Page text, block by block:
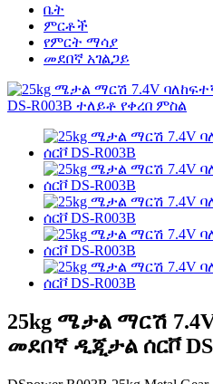
ቤት
ምርቶች
የምርት ማሳያ
መደበኛ አገልጋይ
25kg ሜታል ማርሽ
መደበኛ ዲጂታል ሰርቮ